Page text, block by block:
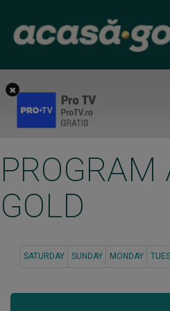
PROGRAM
GOLD
SATURDAY SUNDAY MONDAY